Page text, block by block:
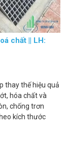
chất || LH:
thay thế hiệu quả
hóa chất và
chống trơn
kích thước